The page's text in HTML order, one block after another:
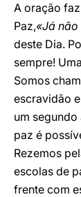
A oração
Paz,«Já
deste Dia.
sempre!
Somos
escravidão
um
paz é
Rezemos
escolas de
frente com